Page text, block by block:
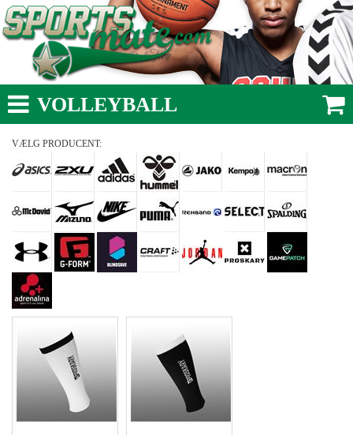
VOLLEYBALL
VÆLG PRODUCENT: